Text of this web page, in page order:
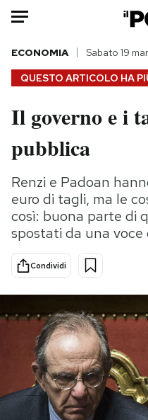
HOME
Italia
Politica
Tecnologia
Internet
Scienza
Cultura
Economia
PODCAST
NEWSLETTER
QUESTO ARTICOLO HA
ECONOMIA Sabato 19
Il governo e i
pubblica
Renzi e Padoan
euro di tagli, ma le
così: buona parte di
spostati da una
Condividi